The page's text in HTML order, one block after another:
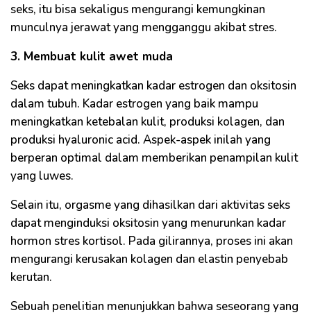
seks, itu bisa sekaligus mengurangi kemungkinan
munculnya jerawat yang mengganggu akibat stres.
3. Membuat kulit awet muda
Seks dapat meningkatkan kadar estrogen dan oksitosin
dalam tubuh. Kadar estrogen yang baik mampu
meningkatkan ketebalan kulit, produksi kolagen, dan
produksi hyaluronic acid. Aspek-aspek inilah yang
berperan optimal dalam memberikan penampilan kulit
yang luwes.
Selain itu, orgasme yang dihasilkan dari aktivitas seks
dapat menginduksi oksitosin yang menurunkan kadar
hormon stres kortisol. Pada gilirannya, proses ini akan
mengurangi kerusakan kolagen dan elastin penyebab
kerutan.
Sebuah penelitian menunjukkan bahwa seseorang yang